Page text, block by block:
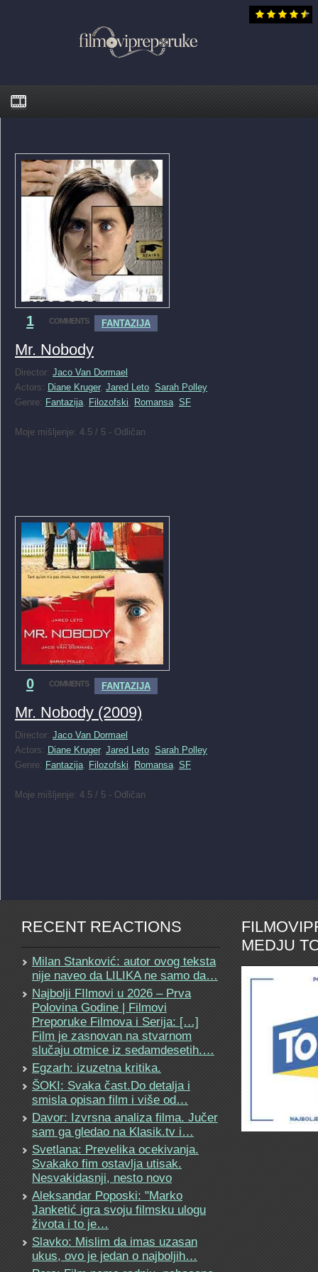
1 COMMENTS FANTAZIJA
Mr. Nobody
Director: Jaco Van Dormael
Actors: Diane Kruger, Jared Leto Sarah Polley
Genre: Fantazija Filozofski Romansa SF
Moje mišljenje: 4.5 / 5 - Odličan
0 COMMENTS FANTAZIJA
Mr. Nobody (2009)
Director: Jaco Van Dormael
Actors: Diane Kruger, Jared Leto Sarah Polley
Genre: Fantazija Filozofski Romansa SF
Moje mišljenje: 4.5 / 5 - Odličan
RECENT REACTIONS
Milan Stanković: autor ovog teksta
nije naveo da LILIKA ne samo da…
Najbolji FIlmovi u 2026 – Prva
Polovina Godine | Filmovi
Preporuke Filmova i Serija: […]
Film je zasnovan na stvarnom
slučaju otmice iz sedamdesetih.…
Egzarh: izuzetna kritika.
ŠOKI: Svaka čast.Do detalja i
smisla opisan film i više od…
Davor: Izvrsna analiza filma. Jučer
sam ga gledao na Klasik.tv i…
Svetlana: Prevelika ocekivanja.
Svakako fim ostavlja utisak.
Nesvakidasnji, nesto novo
Aleksandar Poposki: "Marko
Janketić igra svoju filmsku ulogu
života i to je…
Slavko: Mislim da imas uzasan
ukus, ovo je jedan o najboljih…
MEDJU